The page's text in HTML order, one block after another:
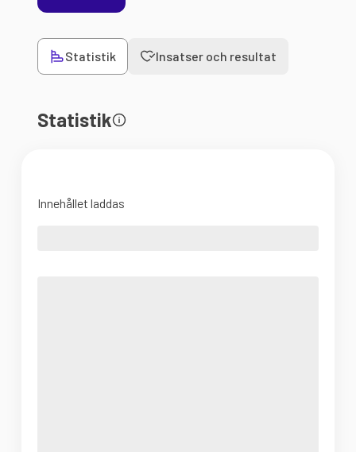
Statistik Insatser och resultat
Statistik
Innehållet laddas